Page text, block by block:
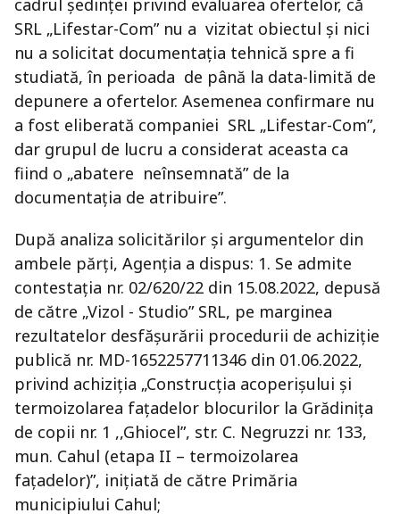
cadrul ședinței privind evaluarea ofertelor, că
SRL „Lifestar-Com” nu a vizitat obiectul și nici
nu a solicitat documentația tehnică spre a fi
studiată, în perioada de până la data-limită de
depunere a ofertelor. Asemenea confirmare nu
a fost eliberată companiei SRL „Lifestar-Com”,
dar grupul de lucru a considerat aceasta ca
fiind o „abatere neînsemnată” de la
documentația de atribuire”.
După analiza solicitărilor și argumentelor din
ambele părți, Agenția a dispus: 1. Se admite
contestația nr. 02/620/22 din 15.08.2022, depusă
de către „Vizol - Studio” SRL, pe marginea
rezultatelor desfășurării procedurii de achiziție
publică nr. MD-1652257711346 din 01.06.2022,
privind achiziția „Construcția acoperișului și
termoizolarea fațadelor blocurilor la Grădinița
de copii nr. 1 ,,Ghiocel”, str. C. Negruzzi nr. 133,
mun. Cahul (etapa II – termoizolarea
fațadelor)”, inițiată de către Primăria
municipiului Cahul;